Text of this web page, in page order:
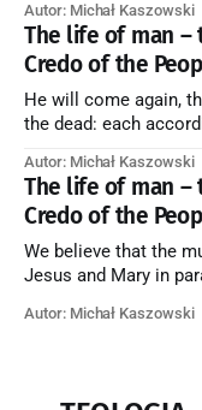
forming one Church;
the merciful love of
Autor: Michał Kaszowski
The life of man –
Credo of the
He will come again,
the dead: each
those who have
is not
Autor: Michał Kaszowski
The life of man –
Credo of the
We believe that the
Jesus and Mary in
they also, in different
Autor: Michał Kaszowski